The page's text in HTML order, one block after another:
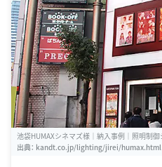
池袋HUMAXシネマズ様｜納入事例｜照明制御
出典： kandt.co.jp/lighting/jirei/humax.html